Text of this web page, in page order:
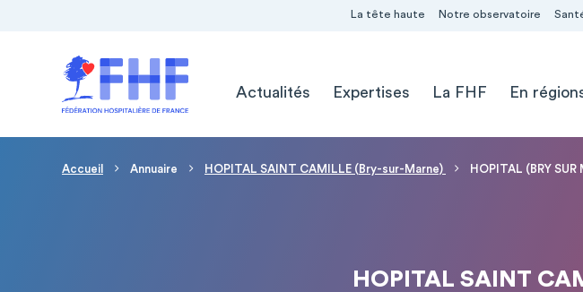
La tête haute Notre observatoire
Actualités
Expertises La FHF En
Fil d'Ariane
Accueil Annuaire HOPITAL SAINT CAMILLE (Bry-sur-Marne) HOPITAL (BRY SUR
HOPITAL SAINT